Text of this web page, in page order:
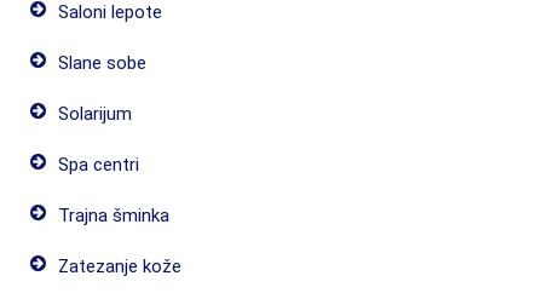
Saloni lepote
Slane sobe
Solarijum
Spa centri
Trajna šminka
Zatezanje kože